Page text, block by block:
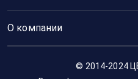
О компании
© 2014-2024